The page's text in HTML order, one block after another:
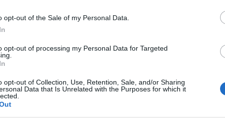
opt-out of the Sale of my Personal Data.
opt-out of processing my Personal Data for Targeted
opt-out of Collection, Use, Retention, Sale, and/or Sharing
Data that Is Unrelated with the Purposes for which it